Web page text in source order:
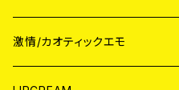
JAPAN
CD
激情/カオティックエモ